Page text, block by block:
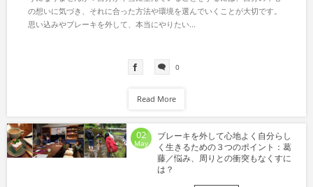
の想いに気づき、それに合った方法や環境を選んでいくことが大切です。
思い込みやブレーキを外して、本当にやりたい...
0
Read More
02
May
ブレーキを外して心地よく自分らし
く生きるための３つのポイント：葛
藤／悩み、周りとの衝突もなくすに
は？